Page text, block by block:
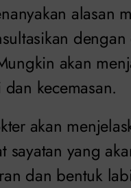
alasan
akan
kecemasan.
akan
sayatan yang
dan bentuk